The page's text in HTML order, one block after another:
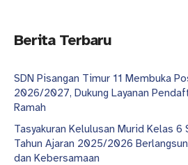
Berita Terbaru
SDN Pisangan Timur 11 Membuka
2026/2027, Dukung Layanan
Ramah
Tasyakuran Kelulusan Murid Kelas 6
Tahun Ajaran 2025/2026
dan Kebersamaan